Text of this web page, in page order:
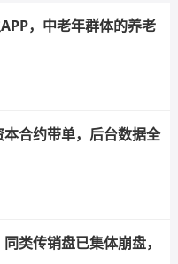
，中老年群体的养老
合约带单，后台数据全
类传销盘已集体崩盘，